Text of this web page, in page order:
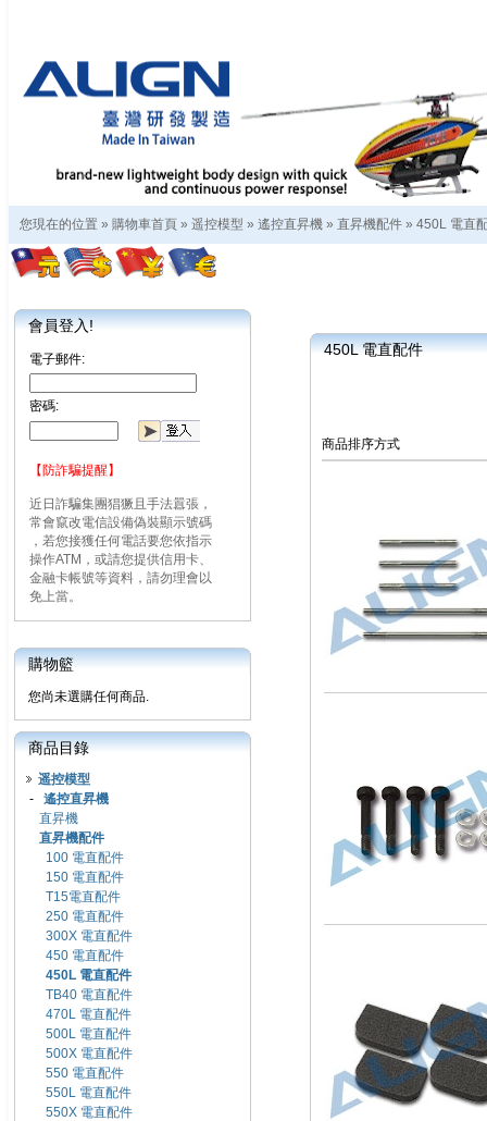
您現在的位置 » 購物車首頁 » 遥控模型 » 遙控直昇機 » 直昇機配件 » 450L 電直
會員登入!
電子郵件:
密碼:
【防詐騙提醒】
近日詐騙集團猖獗且手法囂張，
常會竄改電信設備偽裝顯示號碼
，若您接獲任何電話要您依指示
操作ATM，或請您提供信用卡、
金融卡帳號等資料，請勿理會以
免上當。
購物籃
您尚未選購任何商品.
商品目錄
遥控模型
- 遙控直昇機
直昇機
直昇機配件
100 電直配件
150 電直配件
T15電直配件
250 電直配件
300X 電直配件
450 電直配件
450L 電直配件
TB40 電直配件
470L 電直配件
500L 電直配件
500X 電直配件
550 電直配件
550L 電直配件
550X 電直配件
450L 電直配件
商品排序方式